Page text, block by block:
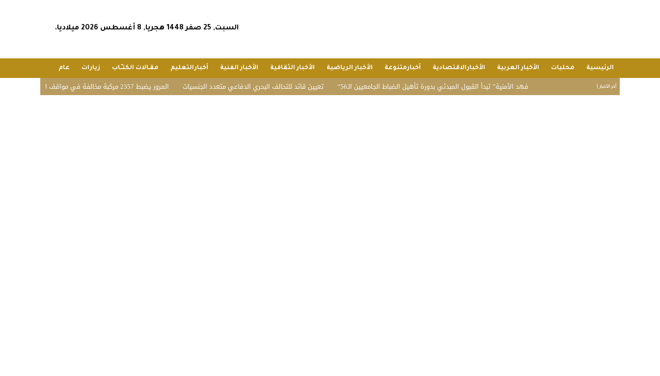
السبت, 25 صفر 1448 هجريا, 8 أغسطس 2026 ميلاديا.
الرئيسية محليات الأخبار العربية الأخبارالاقتصادية أخبارمتنوعة الأخبار الرياضية الأخبار الثقافية الأخبار الفنية أخبارالتعليم مقـالات الكتـّـاب زيارات عام
أخر الأخبار | المرور يضبط 2357 مركبة مخالفة في مواقف الأشخاص ذوي الإعاقة بمختلف مناطق المملكة تعيين قائد للتحالف البحري الدفاعي متعدد الجنسيات “فهد الأمنية” تبدأ القبول المبدئي بدورة تأهيل الضباط الجامعيين الـ56